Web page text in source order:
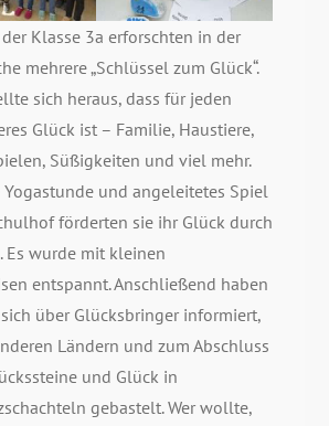
Klasse 3a erforschten in der
mehrere „Schlüssel zum Glück“.
sich heraus, dass für jeden
Glück ist – Familie, Haustiere,
Süßigkeiten und viel mehr.
Yogastunde und angeleitetes Spiel
förderten sie ihr Glück durch
Es wurde mit kleinen
entspannt. Anschließend haben
über Glücksbringer informiert,
Ländern und zum Abschluss
und Glück in
gebastelt. Wer wollte,